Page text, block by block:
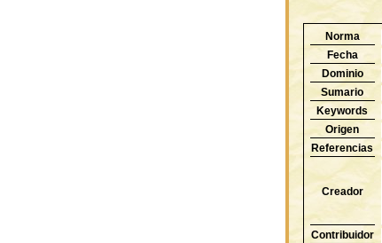
Norma
Fecha
Dominio
Sumario
Keywords
Origen
Referencias
Creador
Contribuidor